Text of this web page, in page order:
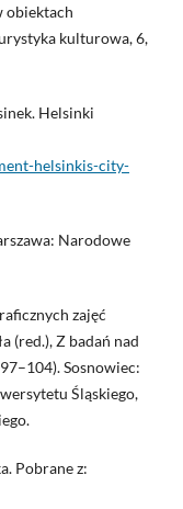
obiektach
kulturowa, 6,
Helsinki
helsinkis-city-
Narodowe
zajęć
(red.), Z badań nad
Sosnowiec:
Śląskiego,
Pobrane z: